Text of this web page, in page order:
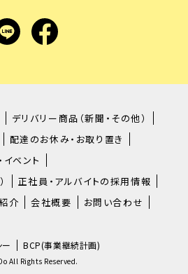
facebook
デリバリー商品（新聞・その他）
配達のお休み・お取り置き
ベント
正社員・アルバイトの採用情報
介 会社概要 お問い合わせ
BCP(事業継続計画)
All Rights Reserved.